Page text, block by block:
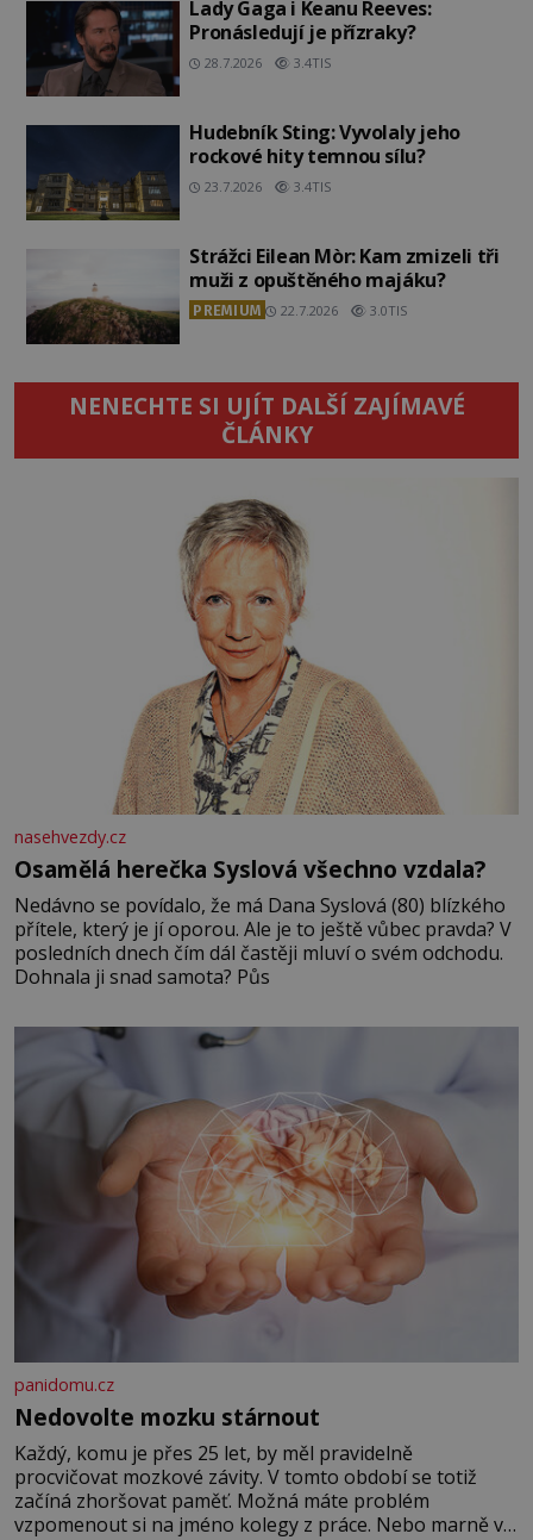
Lady Gaga i Keanu Reeves:
Pronásledují je přízraky?
28.7.2026 3.4TIS
Hudebník Sting: Vyvolaly jeho
rockové hity temnou sílu?
23.7.2026 3.4TIS
Strážci Eilean Mòr: Kam zmizeli tři
muži z opuštěného majáku?
PREMIUM 22.7.2026 3.0TIS
NENECHTE SI UJÍT DALŠÍ ZAJÍMAVÉ
ČLÁNKY
nasehvezdy.cz
Osamělá herečka Syslová všechno vzdala?
Nedávno se povídalo, že má Dana Syslová (80) blízkého
přítele, který je jí oporou. Ale je to ještě vůbec pravda? V
posledních dnech čím dál častěji mluví o svém odchodu.
Dohnala ji snad samota? Půs
panidomu.cz
Nedovolte mozku stárnout
Každý, komu je přes 25 let, by měl pravidelně
procvičovat mozkové závity. V tomto období se totiž
začíná zhoršovat paměť. Možná máte problém
vzpomenout si na jméno kolegy z práce. Nebo marně v